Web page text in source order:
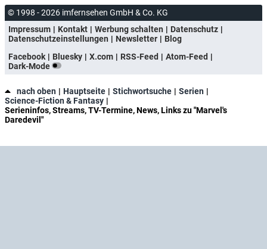
© 1998 - 2026 imfernsehen GmbH & Co. KG
Impressum
Kontakt Werbung schalten
Datenschutz
Datenschutzeinstellungen
Newsletter
Blog
Facebook
Bluesky X.com RSS-Feed
Atom-Feed
Dark-Mode
nach oben Hauptseite Stichwortsuche
Serien
Science-Fiction & Fantasy
Serieninfos, Streams, TV-Termine, News, Links zu "Marvel's
Daredevil"